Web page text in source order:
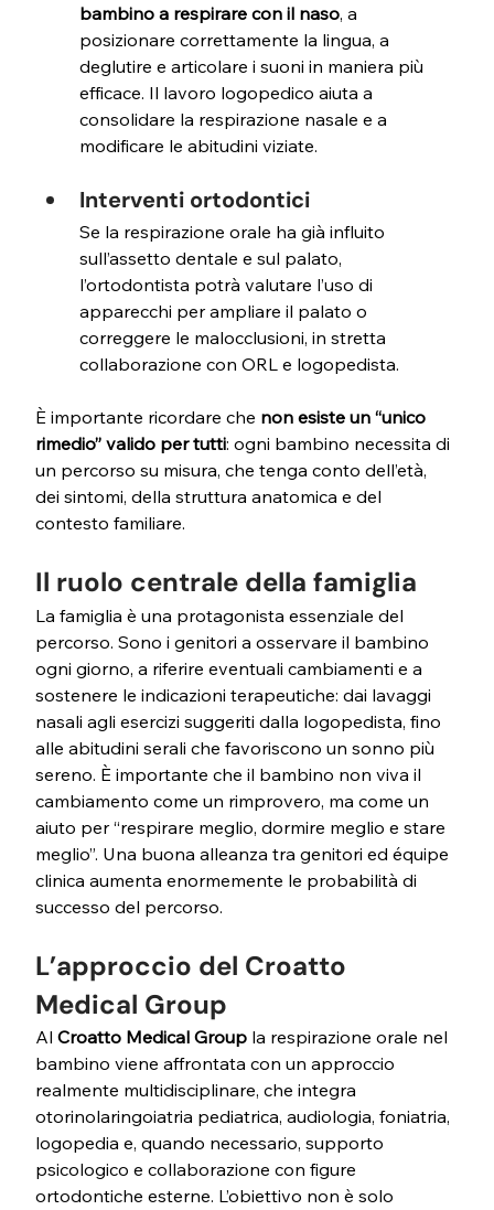
bambino a respirare con il naso, a
posizionare correttamente la lingua, a
deglutire e articolare i suoni in maniera più
efficace. Il lavoro logopedico aiuta a
consolidare la respirazione nasale e a
modificare le abitudini viziate.
Interventi ortodontici
Se la respirazione orale ha già influito
sull’assetto dentale e sul palato,
l’ortodontista potrà valutare l’uso di
apparecchi per ampliare il palato o
correggere le malocclusioni, in stretta
collaborazione con ORL e logopedista.
È importante ricordare che non esiste un “unico
rimedio” valido per tutti: ogni bambino necessita di
un percorso su misura, che tenga conto dell’età,
dei sintomi, della struttura anatomica e del
contesto familiare.
Il ruolo centrale della famiglia
La famiglia è una protagonista essenziale del
percorso. Sono i genitori a osservare il bambino
ogni giorno, a riferire eventuali cambiamenti e a
sostenere le indicazioni terapeutiche: dai lavaggi
nasali agli esercizi suggeriti dalla logopedista, fino
alle abitudini serali che favoriscono un sonno più
sereno. È importante che il bambino non viva il
cambiamento come un rimprovero, ma come un
aiuto per “respirare meglio, dormire meglio e stare
meglio”. Una buona alleanza tra genitori ed équipe
clinica aumenta enormemente le probabilità di
successo del percorso.
L’approccio del Croatto
Medical Group
Al Croatto Medical Group la respirazione orale nel
bambino viene affrontata con un approccio
realmente multidisciplinare, che integra
otorinolaringoiatria pediatrica, audiologia, foniatria,
logopedia e, quando necessario, supporto
psicologico e collaborazione con figure
ortodontiche esterne. L’obiettivo non è solo